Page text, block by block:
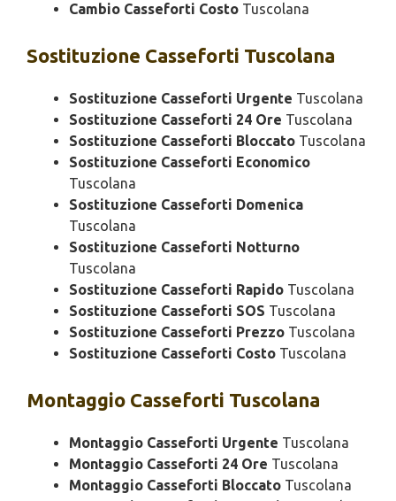
Cambio Casseforti Costo Tuscolana
Sostituzione Casseforti Tuscolana
Sostituzione Casseforti Urgente Tuscolana
Sostituzione Casseforti 24 Ore Tuscolana
Sostituzione Casseforti Bloccato Tuscolana
Sostituzione Casseforti Economico
Tuscolana
Sostituzione Casseforti Domenica
Tuscolana
Sostituzione Casseforti Notturno
Tuscolana
Sostituzione Casseforti Rapido Tuscolana
Sostituzione Casseforti SOS Tuscolana
Sostituzione Casseforti Prezzo Tuscolana
Sostituzione Casseforti Costo Tuscolana
Montaggio Casseforti Tuscolana
Montaggio Casseforti Urgente Tuscolana
Montaggio Casseforti 24 Ore Tuscolana
Montaggio Casseforti Bloccato Tuscolana